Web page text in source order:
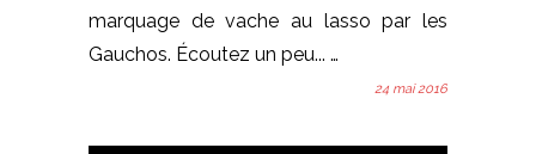
marquage de vache au lasso par les
Gauchos. Écoutez un peu... …
24 mai 2016